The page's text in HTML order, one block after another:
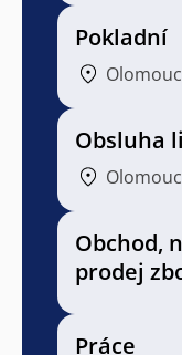
Pokladní
Olomouc
Obsluha
Olomouc
Obchod,
prodej
Práce